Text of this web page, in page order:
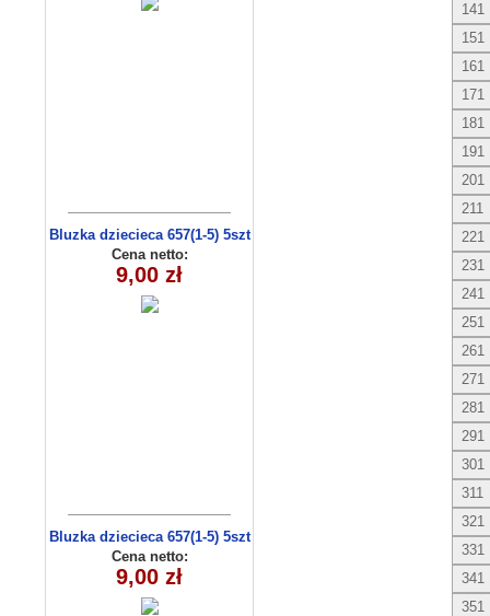
Bluzka dziecieca 657(1-5) 5szt
Cena netto:
9,00 zł
Bluzka dziecieca 657(1-5) 5szt
Cena netto:
9,00 zł
141
151
161
171
181
191
201
211
221
231
241
251
261
271
281
291
301
311
321
331
341
351